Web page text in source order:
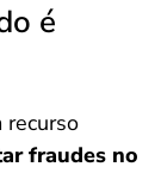
é
recurso
fraudes no